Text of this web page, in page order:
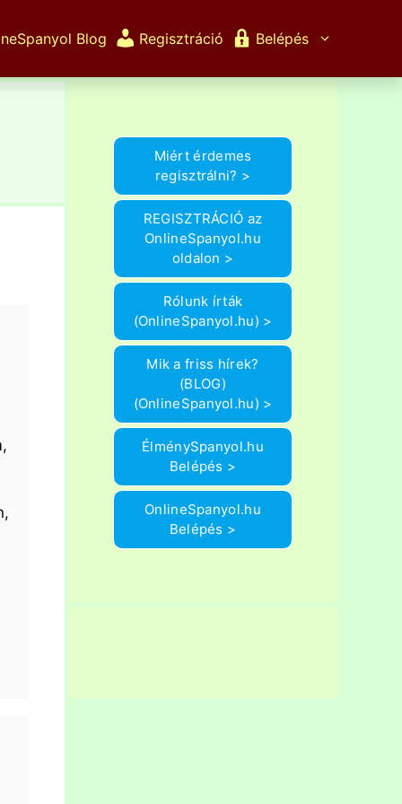
Blog Regisztráció Belépés
Miért érdemes
regisztrálni? >
REGISZTRÁCIÓ az
OnlineSpanyol.hu
oldalon >
Rólunk írták
(OnlineSpanyol.hu) >
Mik a friss hírek?
(BLOG)
(OnlineSpanyol.hu) >
ÉlménySpanyol.hu
Belépés >
OnlineSpanyol.hu
Belépés >